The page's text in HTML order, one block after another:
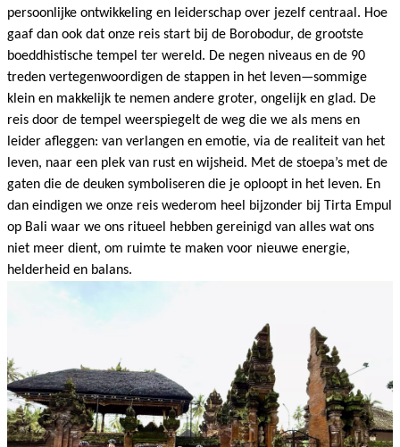
persoonlijke ontwikkeling en leiderschap over jezelf centraal. Hoe
gaaf dan ook dat onze reis start bij de Borobodur, de grootste
boeddhistische tempel ter wereld. De negen niveaus en de 90
treden vertegenwoordigen de stappen in het leven—sommige
klein en makkelijk te nemen andere groter, ongelijk en glad. De
reis door de tempel weerspiegelt de weg die we als mens en
leider afleggen: van verlangen en emotie, via de realiteit van het
leven, naar een plek van rust en wijsheid. Met de stoepa’s met de
gaten die de deuken symboliseren die je oploopt in het leven. En
dan eindigen we onze reis wederom heel bijzonder bij Tirta Empul
op Bali waar we ons ritueel hebben gereinigd van alles wat ons
niet meer dient, om ruimte te maken voor nieuwe energie,
helderheid en balans.